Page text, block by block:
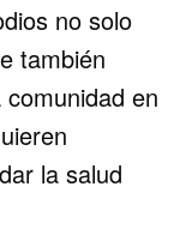
no solo
también
en
la salud